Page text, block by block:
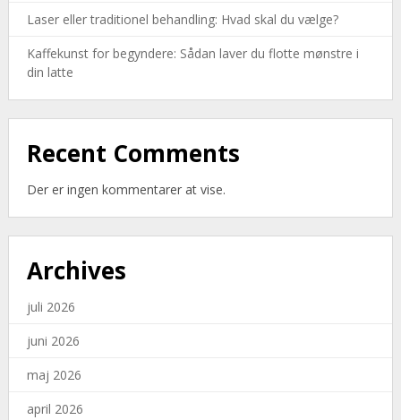
Laser eller traditionel behandling: Hvad skal du vælge?
Kaffekunst for begyndere: Sådan laver du flotte mønstre i
din latte
Recent Comments
Der er ingen kommentarer at vise.
Archives
juli 2026
juni 2026
maj 2026
april 2026